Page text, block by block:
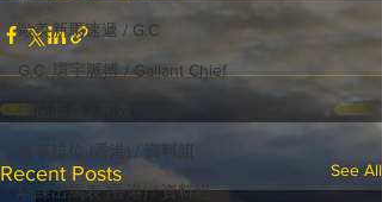
歐美新馬速遞 / G.C
G.C. 環宇脈搏 / Gallant Chief
賽事排位 (香港) / 資料組
騎練出馬表 (香港) / 資料組
Recent Posts See All